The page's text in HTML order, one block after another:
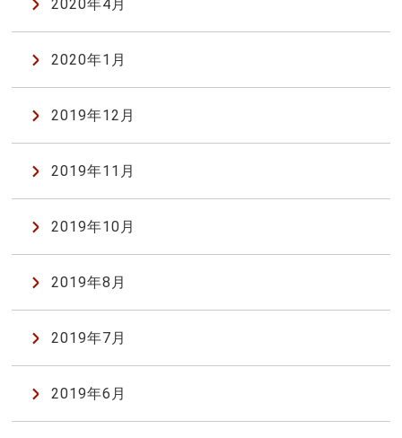
2020年4月
2020年1月
2019年12月
2019年11月
2019年10月
2019年8月
2019年7月
2019年6月